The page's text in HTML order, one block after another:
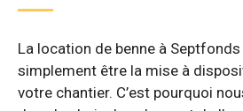
La location de benne à
simplement être la mise à
votre chantier. C’est pourquoi